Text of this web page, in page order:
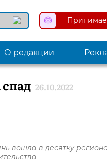
О редакции
26.10.2022
вошла в десятку